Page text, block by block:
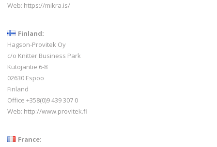
Web: https://mikra.is/
Finland:
Hagson-Provitek Oy
c/o Knitter Business Park
Kutojantie 6-8
02630 Espoo
Finland
Office +358(0)9 439 307 0
Web: http://www.provitek.fi
France: